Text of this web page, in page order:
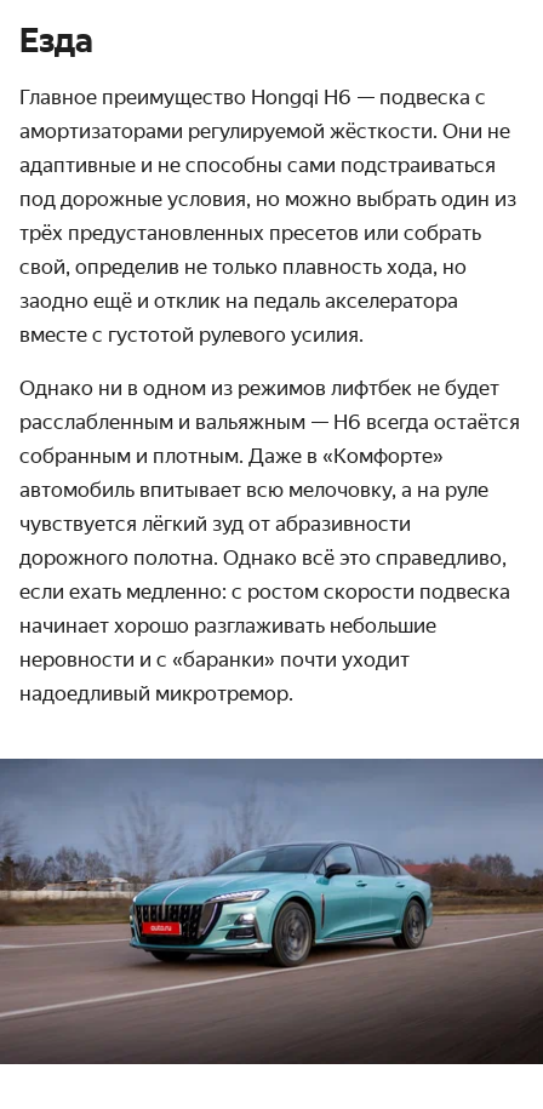
Езда
Главное преимущество Hongqi H6 — подвеска с
амортизаторами регулируемой жёсткости. Они не
адаптивные и не способны сами подстраиваться
под дорожные условия, но можно выбрать один из
трёх предустановленных пресетов или собрать
свой, определив не только плавность хода, но
заодно ещё и отклик на педаль акселератора
вместе с густотой рулевого усилия.
Однако ни в одном из режимов лифтбек не будет
расслабленным и вальяжным — H6 всегда остаётся
собранным и плотным. Даже в «Комфорте»
автомобиль впитывает всю мелочовку, а на руле
чувствуется лёгкий зуд от абразивности
дорожного полотна. Однако всё это справедливо,
если ехать медленно: с ростом скорости подвеска
начинает хорошо разглаживать небольшие
неровности и с «баранки» почти уходит
надоедливый микротремор.